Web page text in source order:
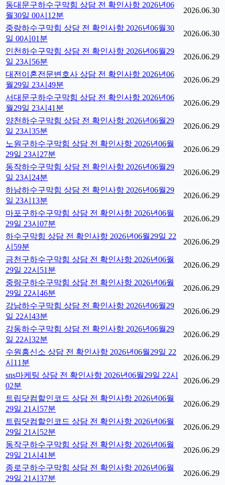
동대문구하수구막힘 상담 전 확인사항 2026년06
월30일 00시12분
2026.06.30
중랑하수구막힘 상담 전 확인사항 2026년06월30
일 00시01분
2026.06.30
인천하수구막힘 상담 전 확인사항 2026년06월29
일 23시56분
2026.06.29
대전이혼전문변호사 상담 전 확인사항 2026년06
월29일 23시49분
2026.06.29
서대문구하수구막힘 상담 전 확인사항 2026년06
월29일 23시41분
2026.06.29
양천하수구막힘 상담 전 확인사항 2026년06월29
일 23시35분
2026.06.29
노원구하수구막힘 상담 전 확인사항 2026년06월
29일 23시27분
2026.06.29
동작하수구막힘 상담 전 확인사항 2026년06월29
일 23시24분
2026.06.29
하남하수구막힘 상담 전 확인사항 2026년06월29
일 23시13분
2026.06.29
마포구하수구막힘 상담 전 확인사항 2026년06월
29일 23시07분
2026.06.29
하수구막힘 상담 전 확인사항 2026년06월29일 22
시59분
2026.06.29
금천구하수구막힘 상담 전 확인사항 2026년06월
29일 22시51분
2026.06.29
중랑구하수구막힘 상담 전 확인사항 2026년06월
29일 22시46분
2026.06.29
강남하수구막힘 상담 전 확인사항 2026년06월29
일 22시43분
2026.06.29
강동하수구막힘 상담 전 확인사항 2026년06월29
일 22시32분
2026.06.29
수원흥신소 상담 전 확인사항 2026년06월29일 22
시11분
2026.06.29
sns마케팅 상담 전 확인사항 2026년06월29일 22시
02분
2026.06.29
트립닷컴할인코드 상담 전 확인사항 2026년06월
29일 21시57분
2026.06.29
트립닷컴할인코드 상담 전 확인사항 2026년06월
29일 21시52분
2026.06.29
동작구하수구막힘 상담 전 확인사항 2026년06월
29일 21시41분
2026.06.29
종로구하수구막힘 상담 전 확인사항 2026년06월
29일 21시37분
2026.06.29